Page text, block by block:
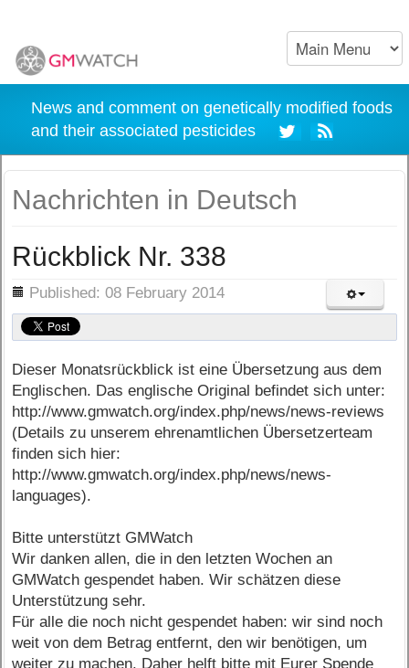
News and comment on genetically modified foods
and their associated pesticides
Nachrichten in Deutsch
Rückblick Nr. 338
Published: 08 February 2014
Dieser Monatsrückblick ist eine Übersetzung aus dem
Englischen. Das englische Original befindet sich unter:
http://www.gmwatch.org/index.php/news/news-reviews
(Details zu unserem ehrenamtlichen Übersetzerteam
finden sich hier:
http://www.gmwatch.org/index.php/news/news-
languages).
Bitte unterstützt GMWatch
Wir danken allen, die in den letzten Wochen an
GMWatch gespendet haben. Wir schätzen diese
Unterstützung sehr.
Für alle die noch nicht gespendet haben: wir sind noch
weit von dem Betrag entfernt, den wir benötigen, um
weiter zu machen. Daher helft bitte mit Eurer Spende